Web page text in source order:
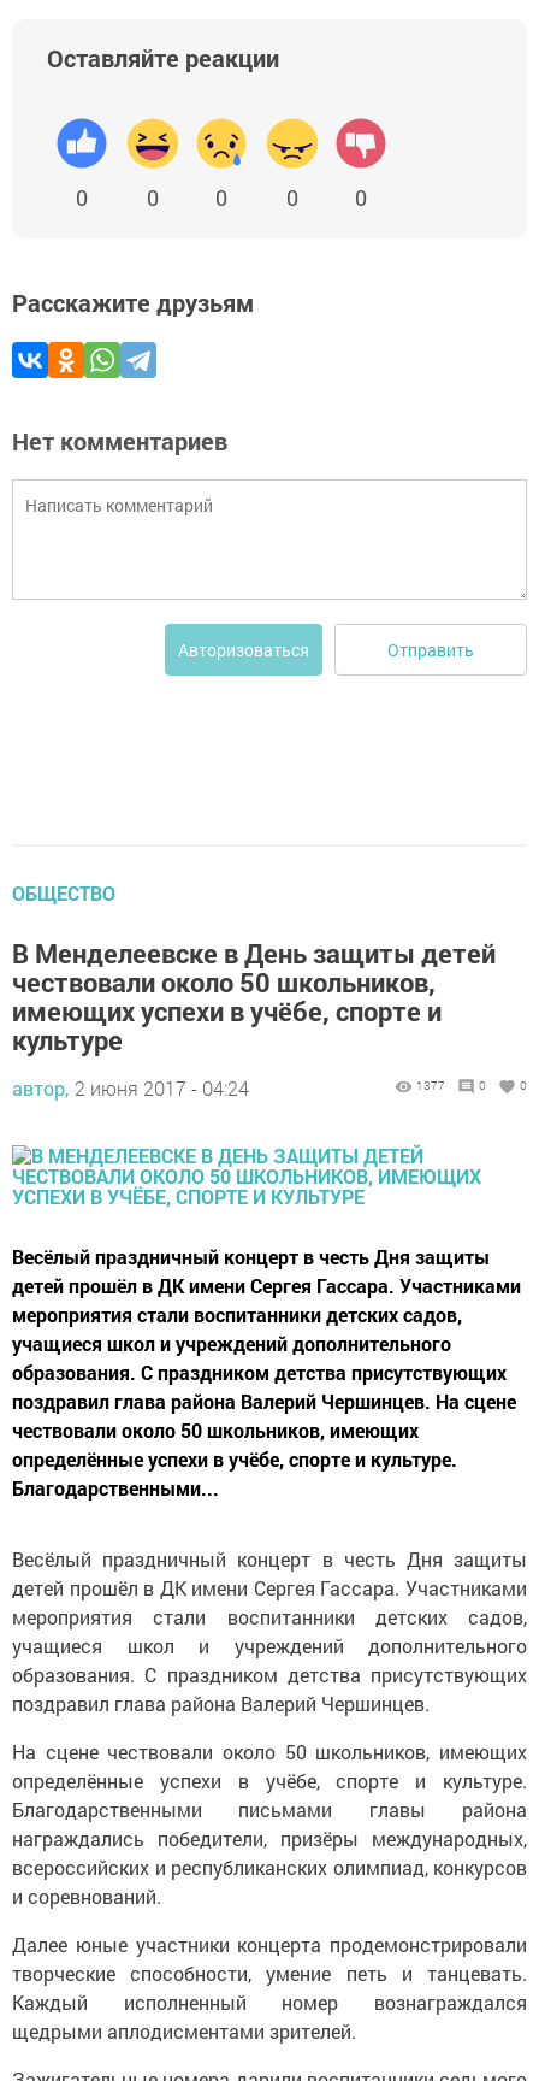
Оставляйте реакции
0 0 0 0 0
Расскажите друзьям
Нет комментариев
Авторизоваться Отправить
ОБЩЕСТВО
В Менделеевске в День защиты детей
чествовали около 50 школьников,
имеющих успехи в учёбе, спорте и
культуре
автор, 2 июня 2017 - 04:24 1377 0 0
Весёлый праздничный концерт в честь Дня защиты
детей прошёл в ДК имени Сергея Гассара. Участниками
мероприятия стали воспитанники детских садов,
учащиеся школ и учреждений дополнительного
образования. С праздником детства присутствующих
поздравил глава района Валерий Чершинцев. На сцене
чествовали около 50 школьников, имеющих
определённые успехи в учёбе, спорте и культуре.
Благодарственными...
Весёлый праздничный концерт в честь Дня защиты
детей прошёл в ДК имени Сергея Гассара. Участниками
мероприятия стали воспитанники детских садов,
учащиеся школ и учреждений дополнительного
образования. С праздником детства присутствующих
поздравил глава района Валерий Чершинцев.
На сцене чествовали около 50 школьников, имеющих
определённые успехи в учёбе, спорте и культуре.
Благодарственными письмами главы района
награждались победители, призёры международных,
всероссийских и республиканских олимпиад, конкурсов
и соревнований.
Далее юные участники концерта продемонстрировали
творческие способности, умение петь и танцевать.
Каждый исполненный номер вознаграждался
щедрыми аплодисментами зрителей.